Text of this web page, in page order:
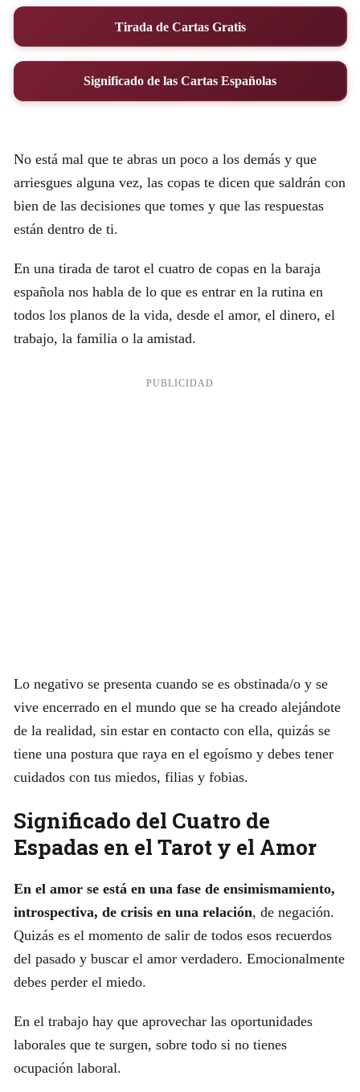
Tirada de Cartas Gratis
Significado de las Cartas Españolas
No está mal que te abras un poco a los demás y que
arriesgues alguna vez, las copas te dicen que saldrán con
bien de las decisiones que tomes y que las respuestas
están dentro de ti.
En una tirada de tarot el cuatro de copas en la baraja
española nos habla de lo que es entrar en la rutina en
todos los planos de la vida, desde el amor, el dinero, el
trabajo, la familia o la amistad.
Lo negativo se presenta cuando se es obstinada/o y se
vive encerrado en el mundo que se ha creado alejándote
de la realidad, sin estar en contacto con ella, quizás se
tiene una postura que raya en el egoísmo y debes tener
cuidados con tus miedos, filias y fobias.
Significado del Cuatro de
Espadas en el Tarot y el Amor
En el amor se está en una fase de ensimismamiento,
introspectiva, de crisis en una relación, de negación.
Quizás es el momento de salir de todos esos recuerdos
del pasado y buscar el amor verdadero. Emocionalmente
debes perder el miedo.
En el trabajo hay que aprovechar las oportunidades
laborales que te surgen, sobre todo si no tienes
ocupación laboral.